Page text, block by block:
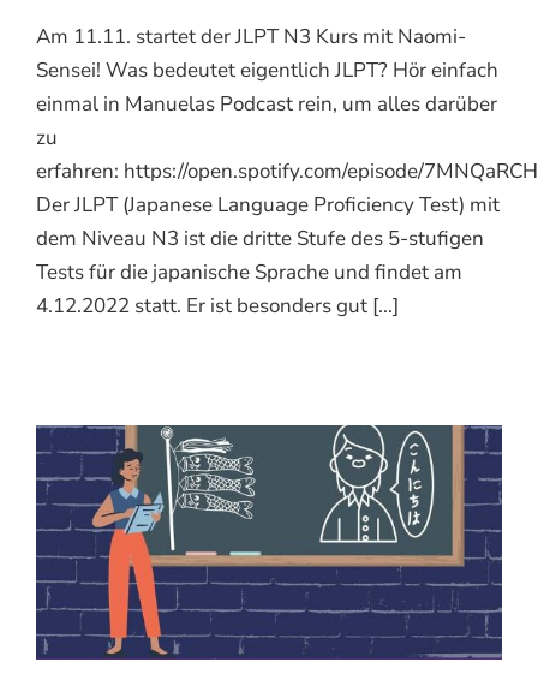
Am 11.11. startet der JLPT N3 Kurs mit Naomi-
Sensei! Was bedeutet eigentlich JLPT? Hör einfach
einmal in Manuelas Podcast rein, um alles darüber
zu
erfahren: https://open.spotify.com/episode/
Der JLPT (Japanese Language Proficiency Test) mit
dem Niveau N3 ist die dritte Stufe des 5-stufigen
Tests für die japanische Sprache und findet am
4.12.2022 statt. Er ist besonders gut [...]